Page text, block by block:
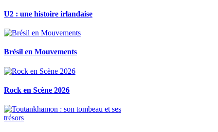
U2 : une histoire irlandaise
Brésil en Mouvements
Rock en Scène 2026